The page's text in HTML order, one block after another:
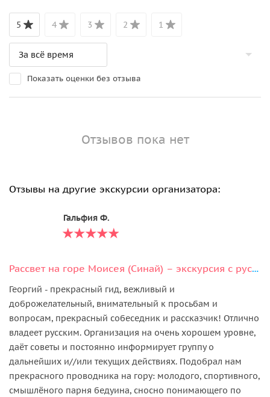
5 4 3 2 1
Показать оценки без отзыва
Отзывов пока нет
Отзывы на другие экскурсии организатора:
Гальфия Ф.
Рассвет на горе Моисея (Синай) – экскурсия с русским гидом
Георгий - прекрасный гид, вежливый и
доброжелательный, внимательный к просьбам и
вопросам, прекрасный собеседник и рассказчик! Отлично
владеет русским. Организация на очень хорошем уровне,
даёт советы и постоянно информирует группу о
дальнейших и//или текущих действиях. Подобрал нам
прекрасного проводника на гору: молодого, спортивного,
смышлёного парня бедуина, сносно понимающего по